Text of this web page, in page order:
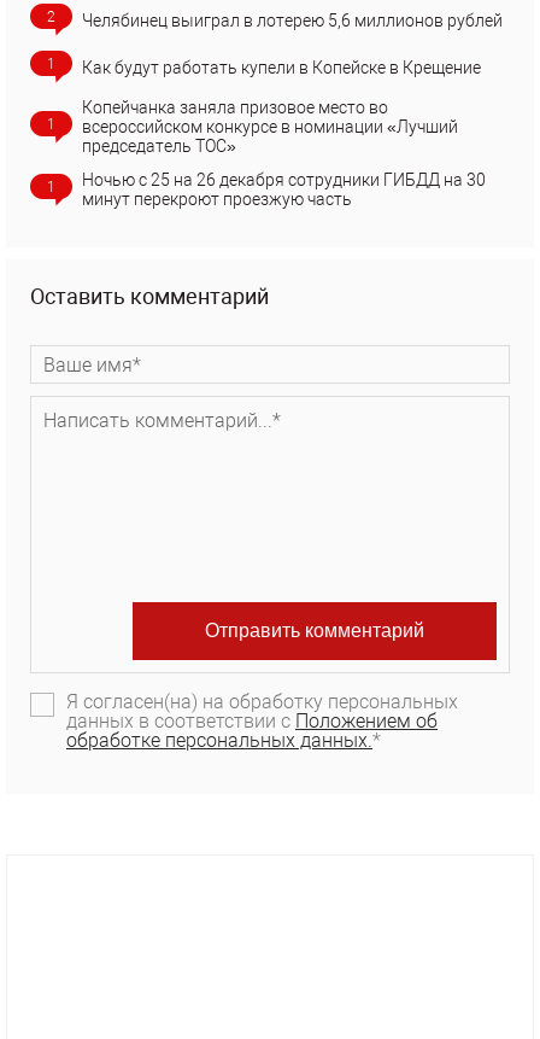
2 Челябинец выиграл в лотерею 5,6 миллионов рублей
1 Как будут работать купели в Копейске в Крещение
1
Копейчанка заняла призовое место во
всероссийском конкурсе в номинации «Лучший
председатель ТОС»
1
Ночью с 25 на 26 декабря сотрудники ГИБДД на 30
минут перекроют проезжую часть
Оставить комментарий
Я согласен(на) на обработку персональных
данных в соответствии с Положением об
обработке персональных данных.*